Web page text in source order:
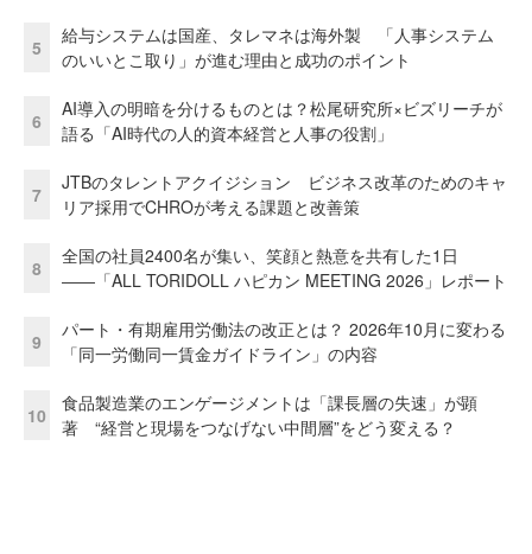
5
給与システムは国産、タレマネは海外製 「人事システム
のいいとこ取り」が進む理由と成功のポイント
6
AI導入の明暗を分けるものとは？松尾研究所×ビズリーチが
語る「AI時代の人的資本経営と人事の役割」
7
JTBのタレントアクイジション ビジネス改革のためのキャ
リア採用でCHROが考える課題と改善策
8
全国の社員2400名が集い、笑顔と熱意を共有した1日
――「ALL TORIDOLL ハピカン MEETING 2026」レポート
9
パート・有期雇用労働法の改正とは？ 2026年10月に変わる
「同一労働同一賃金ガイドライン」の内容
10
食品製造業のエンゲージメントは「課長層の失速」が顕
著 “経営と現場をつなげない中間層”をどう変える？